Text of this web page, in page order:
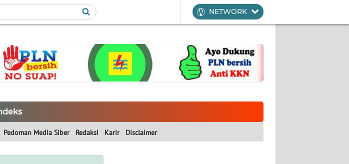
NETWORK
Pedoman Media Siber Redaksi Karir Disclaimer